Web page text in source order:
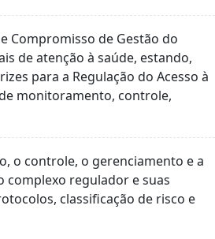
Compromisso de Gestão do
de atenção à saúde, estando,
para a Regulação do Acesso à
monitoramento, controle,
o controle, o gerenciamento e a
complexo regulador e suas
classificação de risco e